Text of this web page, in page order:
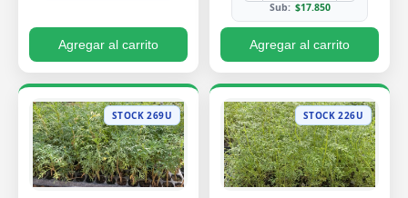
Agregar al carrito
Sub: $17.850
Agregar al carrito
STOCK 269U STOCK 226U